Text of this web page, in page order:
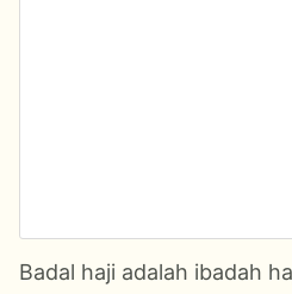
Badal haji adalah ibadah